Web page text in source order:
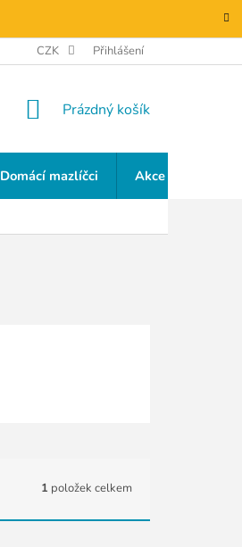
CZK Přihlášení
NÁKUPNÍ
Prázdný košík
Domácí mazlíčci Akce a slevy
1 položek celkem